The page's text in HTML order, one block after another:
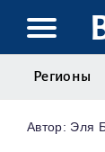
Регионы
Эля